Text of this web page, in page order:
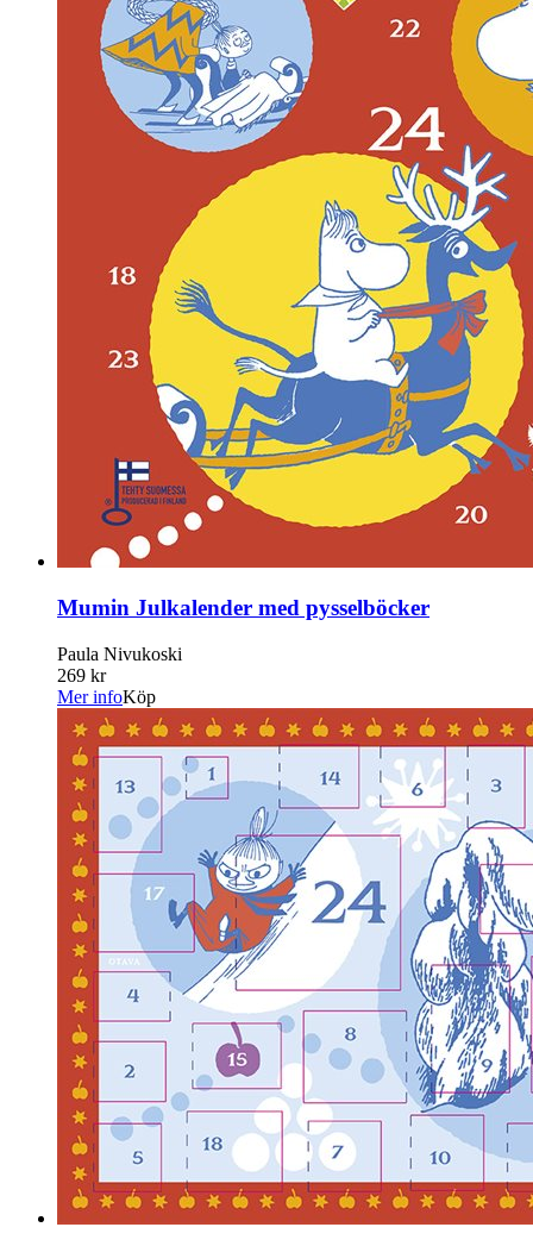
Mumin Julkalender med pysselböcker
Paula Nivukoski
269 kr
Mer infoKöp